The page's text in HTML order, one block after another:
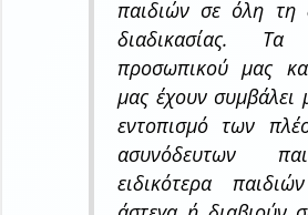
παιδιών σε όλη τη
διαδικασίας.
προσωπικού μας
μας έχουν συμβάλει
εντοπισμό των
ασυνόδευτων
ειδικότερα